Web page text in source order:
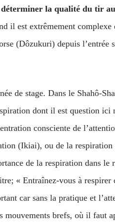
la qualité du tir
il est extrêmement
(Dôzukuri) depuis l’entrée
de stage. Dans le Shahô-
dont il est question ici
consciente de
(Ikiai), ou de la respiration
de la respiration dans le
« Entraînez-vous à respirer
car sans la pratique et
mouvements brefs, où il faut